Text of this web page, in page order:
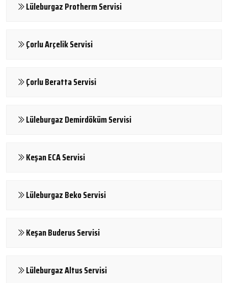
Lüleburgaz Protherm Servisi
Çorlu Arçelik Servisi
Çorlu Beratta Servisi
Lüleburgaz Demirdöküm Servisi
Keşan ECA Servisi
Lüleburgaz Beko Servisi
Keşan Buderus Servisi
Lüleburgaz Altus Servisi